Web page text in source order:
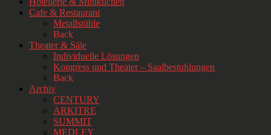
Cafe & Restaurant
Metallstühle
Back
Theater & Säle
Individuelle Lösungen
Kongress und Theater – Saalbestuhlungen
Back
Archiv
CENTURY
ARKITRE
SUMMIT
MEDLEY